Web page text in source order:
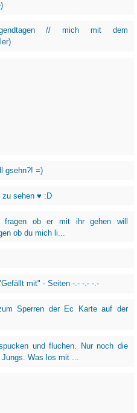
// mich mit dem
gsehn?! =)
zu sehen ♥ :D
fragen ob er mit ihr gehen will
ob du mich li...
mit" - Seiten -.- -.- -.-
Sperren der Ec Karte auf der
und fluchen. Nur noch die
Was los mit ...